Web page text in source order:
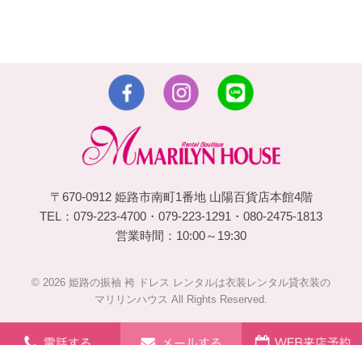
〒670-0912 姫路市南町1番地 山陽百貨店本館4階
TEL：079-223-4700・079-223-1291・080-2475-1813
営業時間：10:00～19:30
© 2026 姫路の振袖 袴 ドレス レンタルは衣装レンタル貸衣装の
マリリンハウス All Rights Reserved.